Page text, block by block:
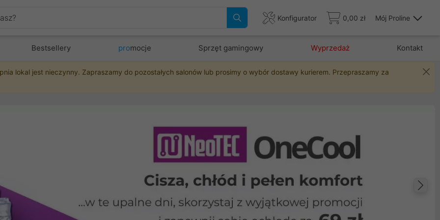
Konfigurator 0,00 zł Mój Proline
Bestsellery promocje Sprzęt gamingowy Wyprzedaż Kontakt
lokal jest nieczynny. Zapraszamy do pozostałych salonów lub prosimy o wybór dostawy kurierem. Przepraszamy za